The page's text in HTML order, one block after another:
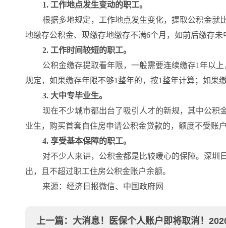
1. 工作地点发生变动的职工。
根据多地规定，工作地点发生变化，提取公积金就
地缴存公积金、现缴存地缴存不满6个月，如前后缴存
2. 工作时间较短的职工。
公积金缴存提取看年限，一般需要连续缴存1年以
规定，如果缴存年限不够1整年的，按1整年计算；如果
3. 大中专毕业生。
现在不少城市都出台了吸引人才的新规，其中公积
业生，购买首套自住房申请公积金贷款的，额度不受账
4. 享受基本保障的职工。
对不少人来讲，公积金都是比较暖心的保障。深圳
出，且不超过职工住房公积金账户余额。
来源：经济日报微信、中国政府网
上一篇： 大消息！医保个人账户即将取消！